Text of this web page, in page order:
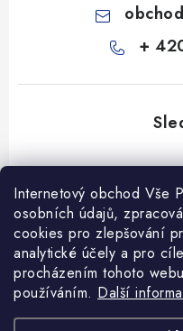
Internetový obchod Vše
osobních údajů,
cookies pro zlepšování
analytické účely a pro
procházením tohoto
používáním. Další
obchod
+
Informace pro Vás
Ceník dopravy
Kontakty